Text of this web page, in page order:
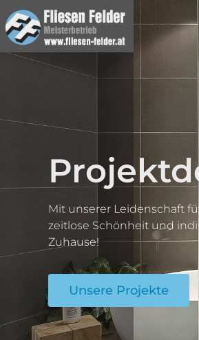
Mit unserer Leidenschaft
zeitlose Schönheit und
Zuhause!
Unsere Projekte